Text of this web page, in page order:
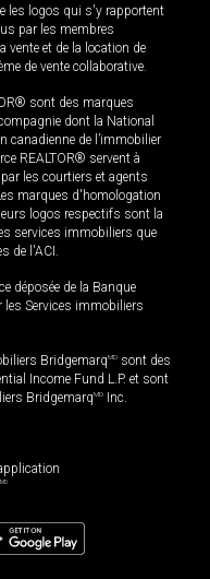
les logos qui s'y rapportent
par les membres
vente et de la location de
de vente collaborative.
sont des marques
dont la National
canadienne de l’immobilier
REALTOR® servent à
les courtiers et agents
marques d'homologation
logos respectifs sont la
services immobiliers que
de l'ACI.
déposée de la Banque
les Services immobiliers
BridgemarqMD sont des
Income Fund L.P. et sont
BridgemarqMD Inc.
MD